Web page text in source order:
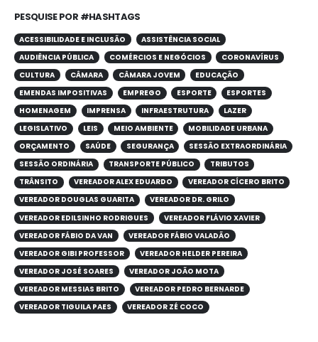
PESQUISE POR #HASHTAGS
ACESSIBILIDADE E INCLUSÃO
ASSISTÊNCIA SOCIAL
AUDIÊNCIA PÚBLICA
COMÉRCIOS E NEGÓCIOS
CORONAVÍRUS
CULTURA
CÂMARA CÂMARA JOVEM
EDUCAÇÃO
EMENDAS IMPOSITIVAS
EMPREGO ESPORTE
ESPORTES
HOMENAGEM
IMPRENSA INFRAESTRUTURA
LAZER
LEGISLATIVO
LEIS MEIO AMBIENTE
MOBILIDADE URBANA
ORÇAMENTO
SAÚDE SEGURANÇA
SESSÃO EXTRAORDINÁRIA
SESSÃO ORDINÁRIA
TRANSPORTE PÚBLICO
TRIBUTOS
TRÂNSITO
VEREADOR ALEX EDUARDO
VEREADOR CÍCERO BRITO
VEREADOR DOUGLAS GUARITA
VEREADOR DR. GRILO
VEREADOR EDILSINHO RODRIGUES
VEREADOR FLÁVIO XAVIER
VEREADOR FÁBIO DA VAN
VEREADOR FÁBIO VALADÃO
VEREADOR GIBI PROFESSOR
VEREADOR HELDER PEREIRA
VEREADOR JOSÉ SOARES
VEREADOR JOÃO MOTA
VEREADOR MESSIAS BRITO
VEREADOR PEDRO BERNARDE
VEREADOR TIGUILA PAES
VEREADOR ZÉ COCO